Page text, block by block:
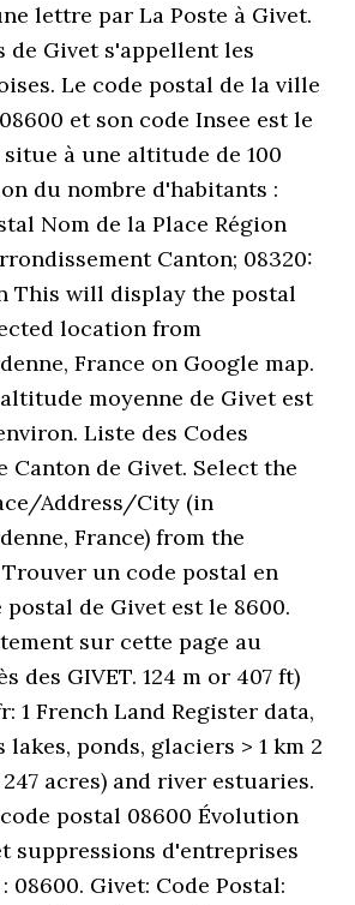
lettre par La Poste à Givet.
de Givet s'appellent les
Le code postal de la ville
et son code Insee est le
situe à une altitude de 100
du nombre d'habitants :
Nom de la Place Région
Canton; 08320:
This will display the postal
location from
France on Google map.
moyenne de Givet est
Liste des Codes
Canton de Givet. Select the
Address/City (in
France) from the
un code postal en
postal de Givet est le 8600.
sur cette page au
des GIVET. 124 m or 407 ft)
1 French Land Register data,
ponds, glaciers > 1 km 2
acres) and river estuaries.
postal 08600 Évolution
suppressions d'entreprises
08600. Givet: Code Postal: